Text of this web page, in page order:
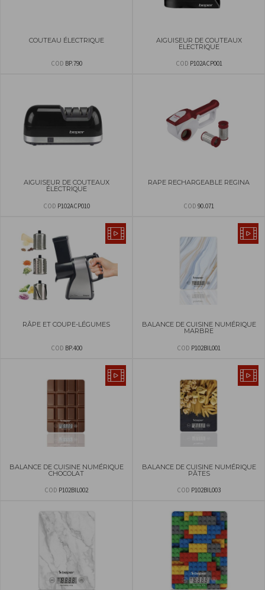
COUTEAU ÉLECTRIQUE
COD BP.790
AIGUISEUR DE COUTEAUX
ELECTRIQUE
COD P102ACP001
AIGUISEUR DE COUTEAUX
ÉLECTRIQUE
COD P102ACP010
RAPE RECHARGEABLE REGINA
COD 90.071
RÂPE ET COUPE-LÉGUMES
COD BP.400
BALANCE DE CUISINE NUMÉRIQUE
MARBRE
COD P102BIL001
BALANCE DE CUISINE NUMÉRIQUE
CHOCOLAT
COD P102BIL002
BALANCE DE CUISINE NUMÉRIQUE
PÂTES
COD P102BIL003